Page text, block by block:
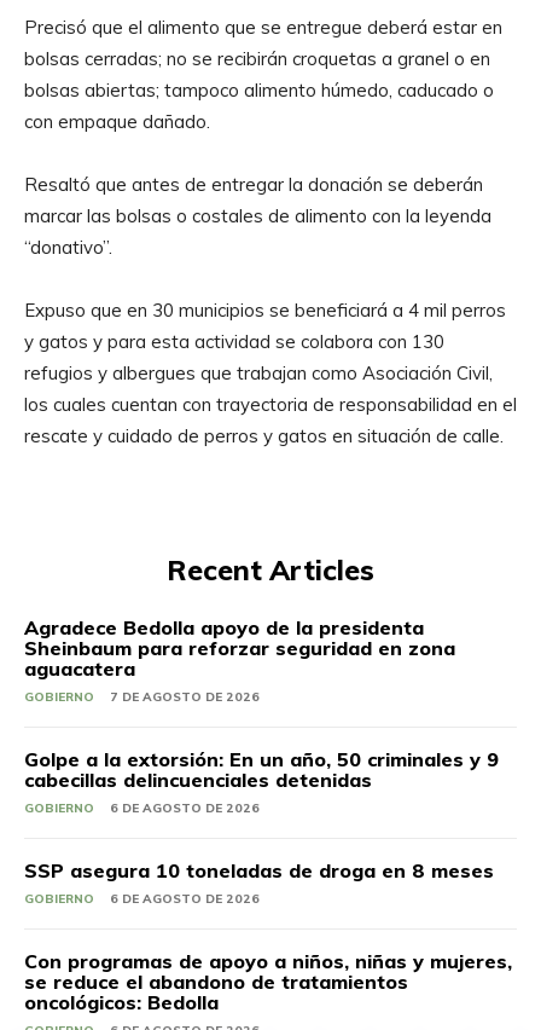
Precisó que el alimento que se entregue deberá estar en
bolsas cerradas; no se recibirán croquetas a granel o en
bolsas abiertas; tampoco alimento húmedo, caducado o
con empaque dañado.
Resaltó que antes de entregar la donación se deberán
marcar las bolsas o costales de alimento con la leyenda
“donativo”.
Expuso que en 30 municipios se beneficiará a 4 mil perros
y gatos y para esta actividad se colabora con 130
refugios y albergues que trabajan como Asociación Civil,
los cuales cuentan con trayectoria de responsabilidad en el
rescate y cuidado de perros y gatos en situación de calle.
Recent Articles
Agradece Bedolla apoyo de la presidenta
Sheinbaum para reforzar seguridad en zona
aguacatera
GOBIERNO 7 DE AGOSTO DE 2026
Golpe a la extorsión: En un año, 50 criminales y 9
cabecillas delincuenciales detenidas
GOBIERNO 6 DE AGOSTO DE 2026
SSP asegura 10 toneladas de droga en 8 meses
GOBIERNO 6 DE AGOSTO DE 2026
Con programas de apoyo a niños, niñas y mujeres,
se reduce el abandono de tratamientos
oncológicos: Bedolla